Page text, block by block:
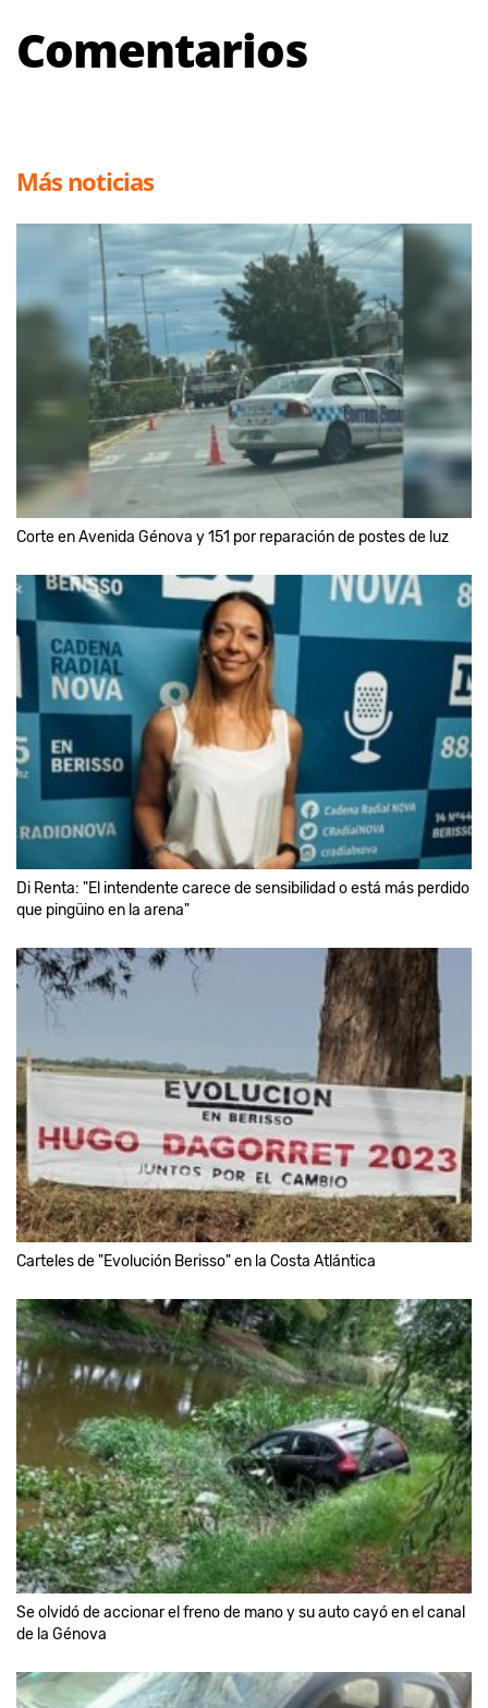
Comentarios
Más noticias
Corte en Avenida Génova y 151 por reparación de postes de luz
Di Renta: "El intendente carece de sensibilidad o está más perdido
que pingüino en la arena"
Carteles de "Evolución Berisso" en la Costa Atlántica
Se olvidó de accionar el freno de mano y su auto cayó en el canal
de la Génova